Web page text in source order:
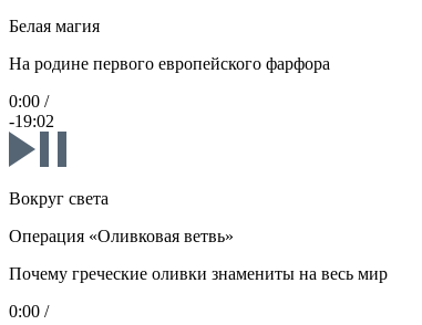
Белая магия
На родине первого европейского фарфора
0:00 /
-19:02
Вокруг света
Операция «Оливковая ветвь»
Почему греческие оливки знамениты на весь мир
0:00 /